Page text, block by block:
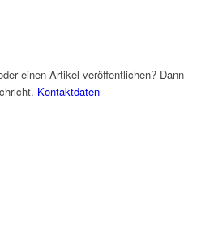
einen Artikel veröffentlichen? Dann
Kontaktdaten